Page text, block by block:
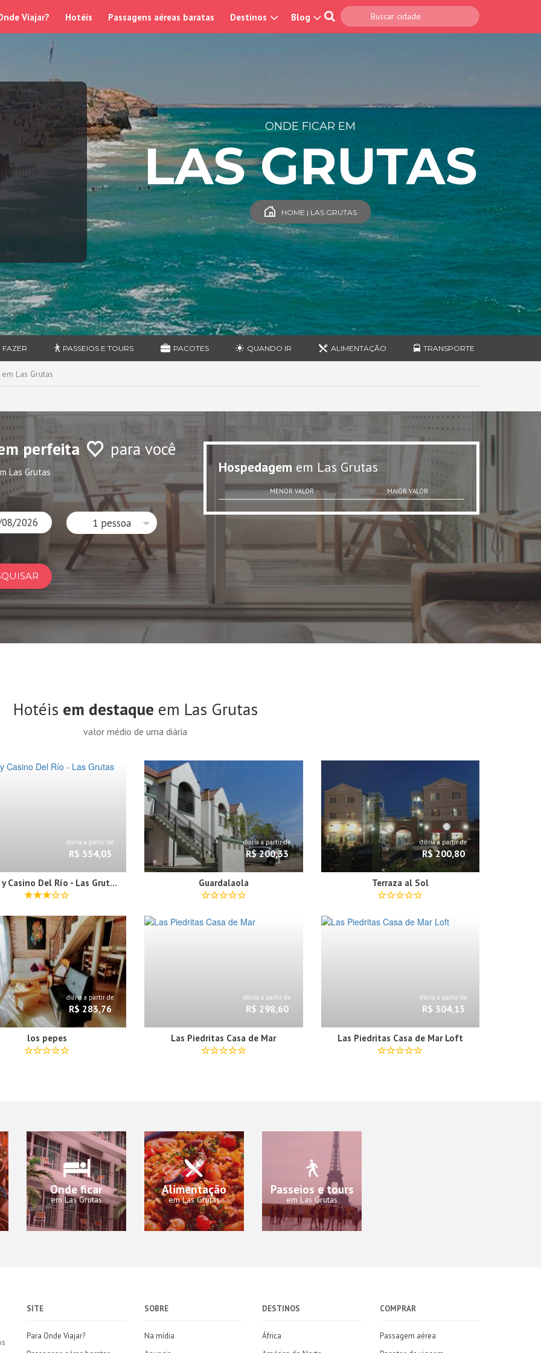
Viajar? Hotéis Passagens aéreas baratas Destinos Blog
ONDE FICAR EM
LAS GRUTAS
HOME | LAS GRUTAS
PASSEIOS E TOURS PACOTES QUANDO IR ALIMENTAÇÃO TRANSPORTE
Las Grutas
perfeita para você
Las Grutas
1 pessoa
Hospedagem em Las Grutas
MENOR VALOR MAIOR VALOR
Hotéis em destaque em Las Grutas
valor médio de uma diária
diária a partir de
R$ 554,03
Hotel y Casino Del Río - Las Grutas
diária a partir de
R$ 200,33
Guardalaola
diária a partir de
R$ 200,80
Terraza al Sol
diária a partir de
R$ 283,76
los pepes
diária a partir de
R$ 298,60
Las Piedritas Casa de Mar
diária a partir de
R$ 304,15
Las Piedritas Casa de Mar Loft
Onde ficar
em Las Grutas
Alimentação
em Las Grutas
Passeios e tours
em Las Grutas
SITE
Para Onde Viajar?
SOBRE
Na mídia
DESTINOS
África
COMPRAR
Passagem aérea